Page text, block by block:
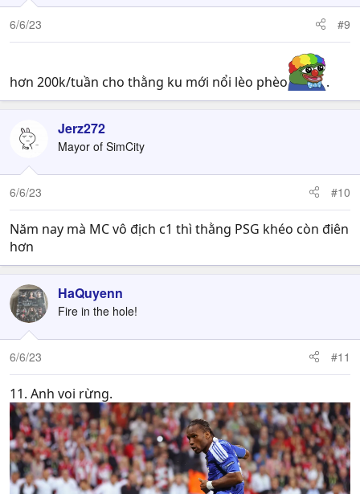
6/6/23 #9
hơn 200k/tuần cho thằng ku mới nổi lèo phèo .
Jerz272
Mayor of SimCity
6/6/23 #10
Năm nay mà MC vô địch c1 thì thằng PSG khéo còn điên
hơn
HaQuyenn
Fire in the hole!
6/6/23 #11
11. Anh voi rừng.